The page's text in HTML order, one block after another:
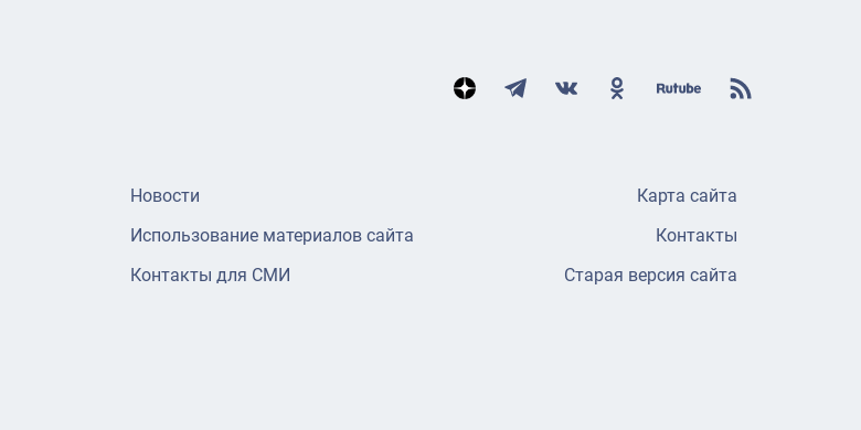
Новости
Использование материалов сайта
Контакты для СМИ
Карта сайта
Контакты
Старая версия сайта